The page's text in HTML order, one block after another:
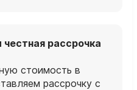
рассрочка
стоимость в
рассрочку с